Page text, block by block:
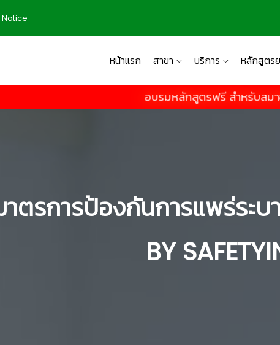
Notice
หน้าแรก สาขา บริการ หลักสูตร
อบรมหลักสูตรฟรี สำหรับสม
าตรการป้องกันการแพร่ระ
BY